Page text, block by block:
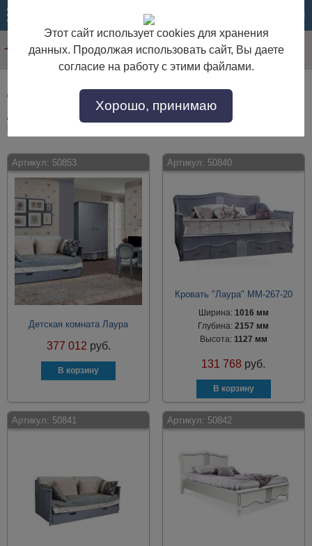
Детская мебель из массива дуба
Детская мебель из массива дуба по выгодной цене. Покупайте в
Артикул: 50853
Детская комната Лаура
377 012 руб.
Артикул: 50840
Кровать "Лаура" ММ-267-20
Ширина: 1016 мм
Глубина:2157 мм
Высота: 1127 мм
131 768 руб.
Артикул: 50841 Артикул: 50842
Этот сайт использует cookies для хранения
данных. Продолжая использовать сайт, Вы даете
согласие на работу с этими файлами.
Хорошо, принимаю